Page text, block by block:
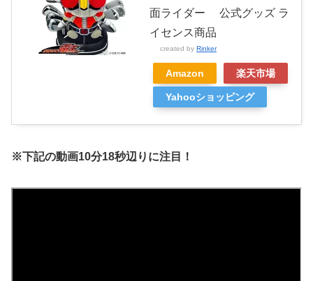
面ライダー 公式グッズ ラ
イセンス商品
created by Rinker
Amazon 楽天市場
Yahooショッピング
※下記の動画10分18秒辺りに注目！